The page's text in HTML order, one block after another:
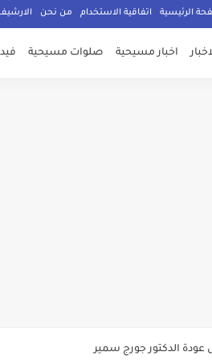
الرئيسية اتفاقية الاستخدام من نحن
اخبار مسيحية صلوات مسيحية
الامان في العالم اجمع